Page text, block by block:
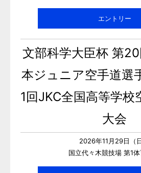
エントリー
文部科学大臣杯 第
本ジュニア空手道選
1回JKC全国高等学校
大会
2026年11月29日（日
国立代々木競技場 第1